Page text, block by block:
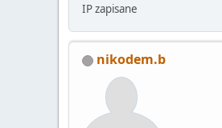
IP zapisane
nikodem.b